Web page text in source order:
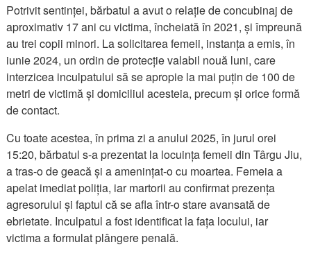
Potrivit sentinței, bărbatul a avut o relație de concubinaj de
aproximativ 17 ani cu victima, încheiată în 2021, și împreună
au trei copii minori. La solicitarea femeii, instanța a emis, în
iunie 2024, un ordin de protecție valabil nouă luni, care
interzicea inculpatului să se apropie la mai puțin de 100 de
metri de victimă și domiciliul acesteia, precum și orice formă
de contact.
Cu toate acestea, în prima zi a anului 2025, în jurul orei
15:20, bărbatul s-a prezentat la locuința femeii din Târgu Jiu,
a tras-o de geacă și a amenințat-o cu moartea. Femeia a
apelat imediat poliția, iar martorii au confirmat prezența
agresorului și faptul că se afla într-o stare avansată de
ebrietate. Inculpatul a fost identificat la fața locului, iar
victima a formulat plângere penală.